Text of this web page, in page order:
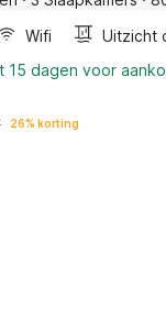
Wifi
15 dagen voor
26% korting